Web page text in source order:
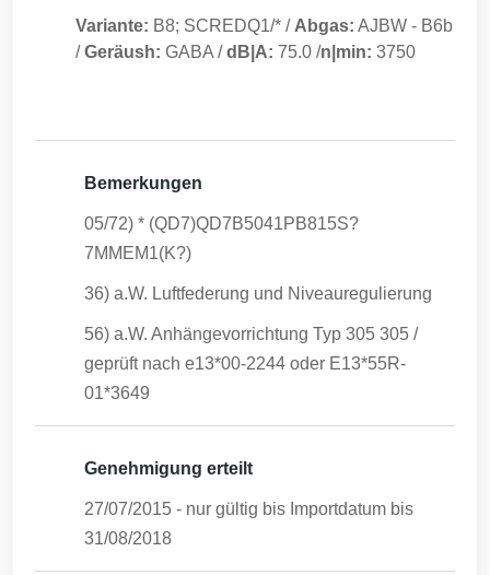
Variante: B8; SCREDQ1/* / Abgas: AJBW - B6b
/Geräush: GABA /dB|A: 75.0 /n|min: 3750
Bemerkungen
05/72) * (QD7)QD7B5041PB815S?
7MMEM1(K?)
36) a.W. Luftfederung und Niveauregulierung
56) a.W. Anhängevorrichtung Typ 305 305 /
geprüft nach e13*00-2244 oder E13*55R-
01*3649
Genehmigung erteilt
27/07/2015 - nur gültig bis Importdatum bis
31/08/2018